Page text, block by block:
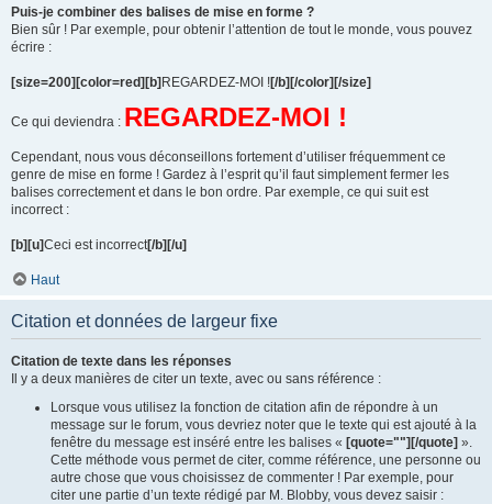
Puis-je combiner des balises de mise en forme ?
Bien sûr ! Par exemple, pour obtenir l’attention de tout le monde, vous pouvez
écrire :
[size=200][color=red][b] REGARDEZ-MOI ![/b][/color][/size]
Ce qui deviendra : REGARDEZ-MOI !
Cependant, nous vous déconseillons fortement d’utiliser fréquemment ce
genre de mise en forme ! Gardez à l’esprit qu’il faut simplement fermer les
balises correctement et dans le bon ordre. Par exemple, ce qui suit est
incorrect :
[b][u]Ceci est incorrect[/b][/u]
Haut
Citation et données de largeur fixe
Citation de texte dans les réponses
Il y a deux manières de citer un texte, avec ou sans référence :
Lorsque vous utilisez la fonction de citation afin de répondre à un
message sur le forum, vous devriez noter que le texte qui est ajouté à la
fenêtre du message est inséré entre les balises « [quote=""][/quote] ».
Cette méthode vous permet de citer, comme référence, une personne ou
autre chose que vous choisissez de commenter ! Par exemple, pour
citer une partie d’un texte rédigé par M. Blobby, vous devez saisir :